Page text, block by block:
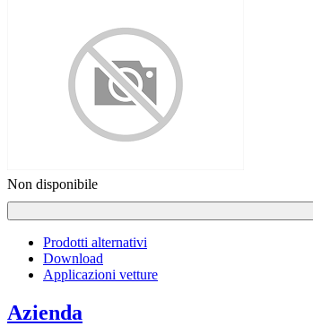
Non disponibile
Prodotti alternativi
Download
Applicazioni vetture
Azienda